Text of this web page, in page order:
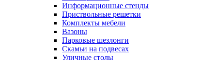
Информационные стенды
Приствольные решетки
Комплекты мебели
Вазоны
Парковые шезлонги
Скамьи на подвесах
Уличные столы